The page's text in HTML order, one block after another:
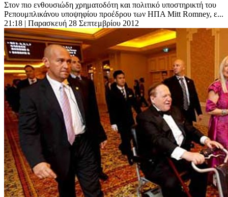
Στον πιο ενθουσιώδη χρηματοδότη και πολιτικό υποστηρικτή του
Ρεπουμπλικάνου υποψηφίου προέδρου των ΗΠΑ Mitt Romney, ε...
21:18 | Παρασκευή 28 Σεπτεμβρίου 2012